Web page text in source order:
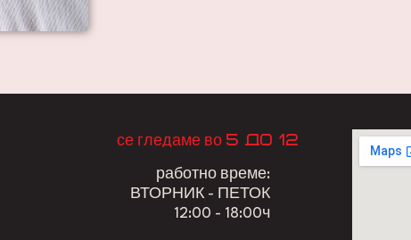
се гледаме во 5 до 12
работно време:
ВТОРНИК - ПЕТОК
12:00 - 18:00ч